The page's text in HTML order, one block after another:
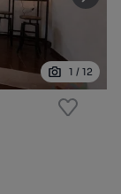
1 / 12